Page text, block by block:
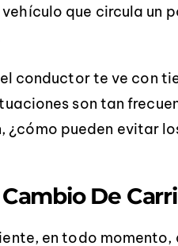
que circula un
conductor te ve con
son tan
¿cómo pueden evitar
De
en todo momento,